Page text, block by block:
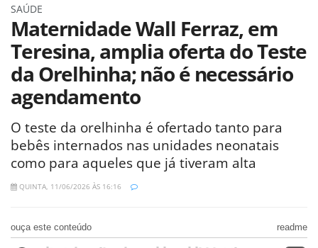
SAÚDE
Maternidade Wall Ferraz, em
Teresina, amplia oferta do Teste
da Orelhinha; não é necessário
agendamento
O teste da orelhinha é ofertado tanto para
bebês internados nas unidades neonatais
como para aqueles que já tiveram alta
QUINTA, 11/06/2026 ÀS 16:16
ouça este conteúdo readme